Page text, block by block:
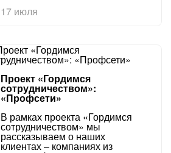
17 июля
Проект «Гордимся
сотрудничеством»:
«Профсети»
В рамках проекта «Гордимся
сотрудничеством» мы
рассказываем о наших
клиентах – компаниях из